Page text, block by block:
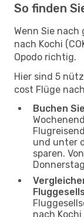
So finden
Wenn Sie
nach Kochi
Opodo richtig.
Hier sind 5
cost Flüge
Buchen
und unter
sparen.
nach